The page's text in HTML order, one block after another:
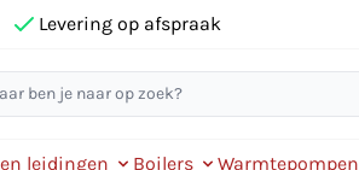
Levering op afspraak
leidingen Boilers Warmtepompen